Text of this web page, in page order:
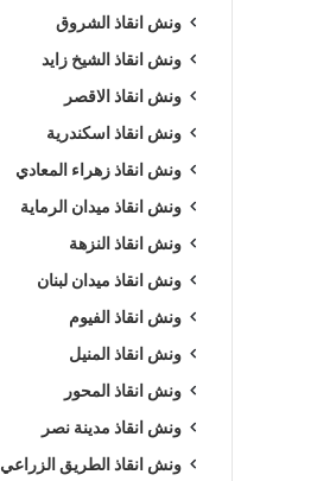
ونش انقاذ الشروق
ونش انقاذ الشيخ زايد
ونش انقاذ الاقصر
ونش انقاذ اسكندرية
ونش انقاذ زهراء المعادي
ونش انقاذ ميدان الرماية
ونش انقاذ النزهة
ونش انقاذ ميدان لبنان
ونش انقاذ الفيوم
ونش انقاذ المنيل
ونش انقاذ المحور
ونش انقاذ مدينة نصر
ونش انقاذ الطريق الزراعي